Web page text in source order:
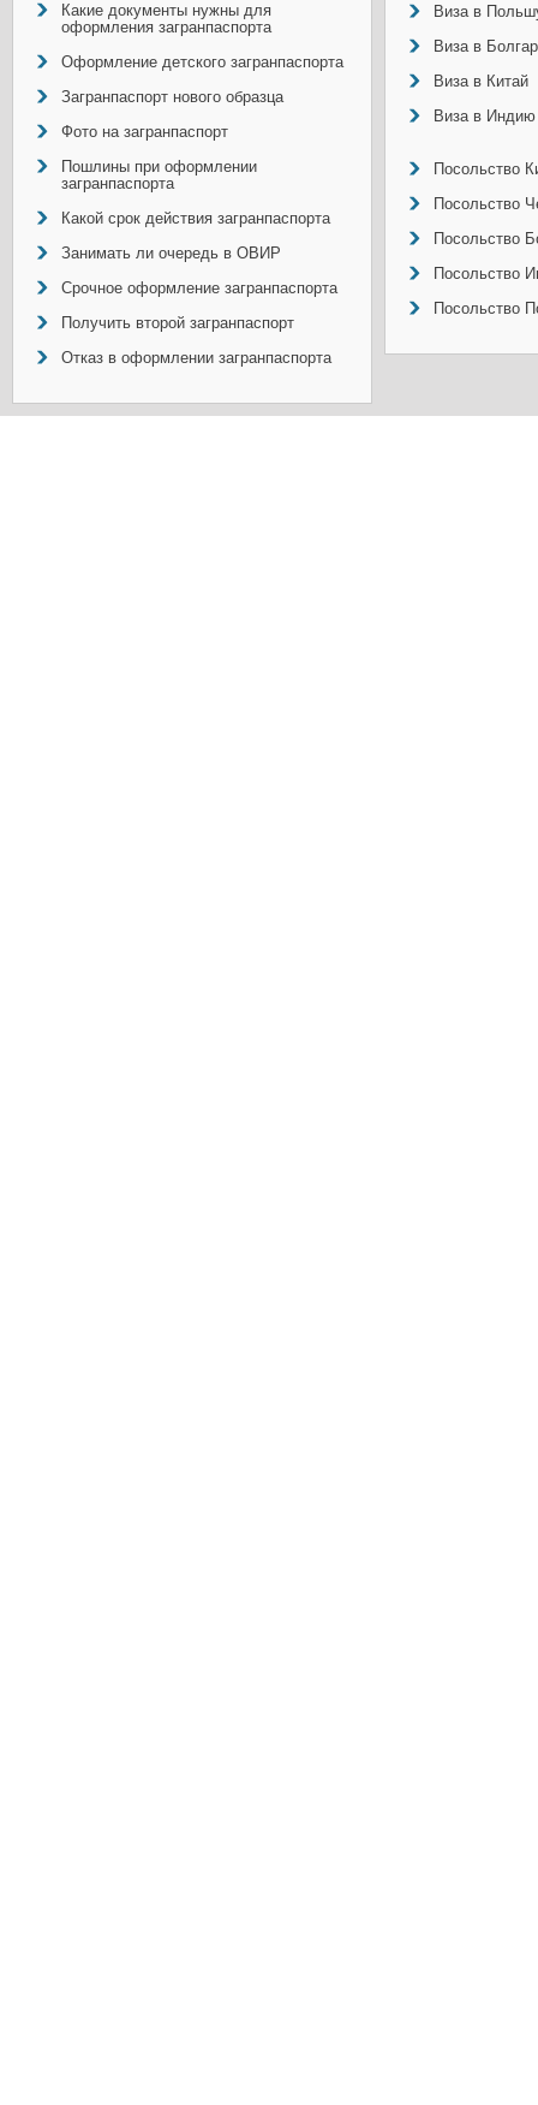
Какие документы нужны для
оформления загранпаспорта
Оформление детского загранпаспорта
Загранпаспорт нового образца
Фото на загранпаспорт
Пошлины при оформлении
загранпаспорта
Какой срок действия загранпаспорта
Занимать ли очередь в ОВИР
Срочное оформление загранпаспорта
Получить второй загранпаспорт
Отказ в оформлении загранпаспорта
Виза в
Виза в
Виза в Китай
Виза в Индию
Посольство
Посольство
Посольство
Посольство
Посольство